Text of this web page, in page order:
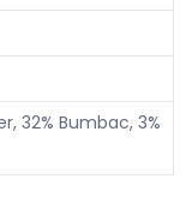
32% Bumbac, 3%